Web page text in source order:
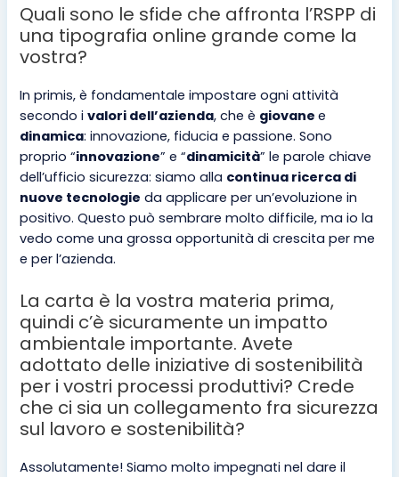
Quali sono le sfide che affronta l’RSPP di
una tipografia online grande come la
vostra?
In primis, è fondamentale impostare ogni attività
secondo ivalori dell’azienda, che è giovanee
dinamica: innovazione, fiducia e passione. Sono
proprio “innovazione” e “dinamicità” le parole chiave
dell’ufficio sicurezza: siamo alla continua ricerca di
nuove tecnologie da applicare per un’evoluzione in
positivo. Questo può sembrare molto difficile, ma io la
vedo come una grossa opportunità di crescita per me
e per l’azienda.
La carta è la vostra materia prima,
quindi c’è sicuramente un impatto
ambientale importante. Avete
adottato delle iniziative di sostenibilità
per i vostri processi produttivi? Crede
che ci sia un collegamento fra sicurezza
sul lavoro e sostenibilità?
Assolutamente! Siamo molto impegnati nel dare il